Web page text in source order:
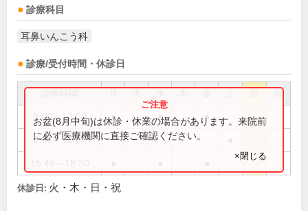
診療科目
耳鼻いんこう科
診療/受付時間・休診日
祝
9:00～12:00 ● ● ●
9:00～12:30
お盆(8月中旬)は休診・休業の場合があります。来院前
に必ず医療機関に直接ご確認ください。
×閉じる
休診日: 火・木・日・祝